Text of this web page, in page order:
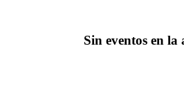
Sin eventos en la